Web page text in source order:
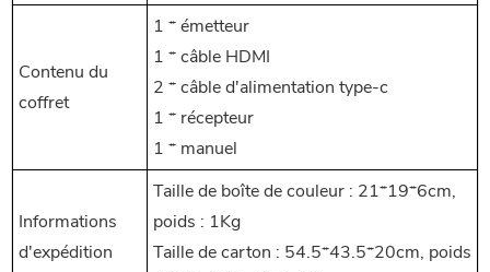
Contenu du
coffret
1 * émetteur
1 * câble HDMI
2 * câble d'alimentation type-c
1 * récepteur
1 * manuel
Informations
d'expédition
Taille de boîte de couleur : 21*19*6cm,
poids : 1Kg
Taille de carton : 54.5*43.5*20cm, poids